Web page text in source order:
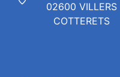
02600 VILLERS
COTTERETS